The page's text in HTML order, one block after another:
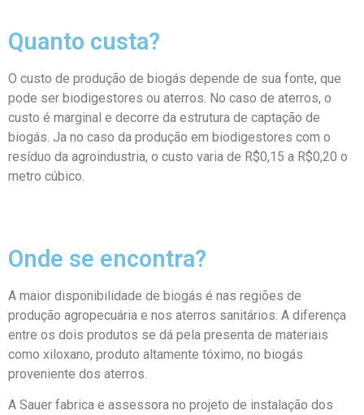
Quanto custa?
O custo de produção de biogás depende de sua fonte, que
pode ser biodigestores ou aterros. No caso de aterros, o
custo é marginal e decorre da estrutura de captação de
biogás. Ja no caso da produção em biodigestores com o
resíduo da agroindustria, o custo varia de R$0,15 a R$0,20 o
metro cúbico.
Onde se encontra?
A maior disponibilidade de biogás é nas regiões de
produção agropecuária e nos aterros sanitários. A diferença
entre os dois produtos se dá pela presenta de materiais
como xiloxano, produto altamente tóximo, no biogás
proveniente dos aterros.
A Sauer fabrica e assessora no projeto de instalação dos